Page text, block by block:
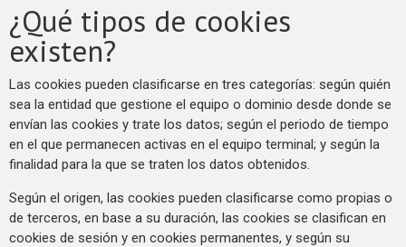
¿Qué tipos de cookies
existen?
Las cookies pueden clasificarse en tres categorías: según quién
sea la entidad que gestione el equipo o dominio desde donde se
envían las cookies y trate los datos; según el periodo de tiempo
en el que permanecen activas en el equipo terminal; y según la
finalidad para la que se traten los datos obtenidos.
Según el origen, las cookies pueden clasificarse como propias o
de terceros, en base a su duración, las cookies se clasifican en
cookies de sesión y en cookies permanentes, y según su